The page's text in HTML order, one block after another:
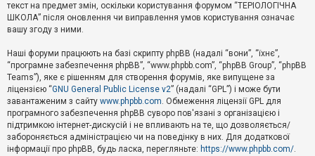
Т
м
и
б
е
з
в
і
д
п
о
в
текст на предмет змін, оскільки користування форумом “ТЕРІОЛОГІЧНА
ШКОЛА” після оновлення чи виправлення умов користування означає
вашу згоду з ними.
Наші форуми працюють на базі скрипту phpBB (надалі “вони”, “їхнє”,
“програмне забезпечення phpBB”, “www.phpbb.com”, “phpBB Group”, “phpBB
Teams”), яке є рішенням для створення форумів, яке випущене за
ліцензією “GNU General Public License v2” (надалі “GPL”) і може бути
завантаженим з сайту www.phpbb.com. Обмеження ліцензії GPL для
програмного забезпечення phpBB суворо пов'язані з організацією і
підтримкою інтернет-дискусій і не впливають на те, що дозволяється/
забороняється адміністрацією чи на поведінку в них. Для додаткової
інформації про phpBB, будь ласка, перегляньте: https://www.phpbb.com/.